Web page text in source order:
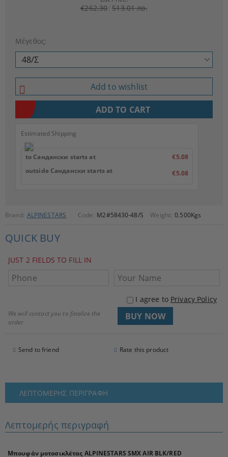
Brand: ALPINESTARS Code: M2#58430-48/S Weight: 0.500Kgs
QUICK BUY
JUST 2 FIELDS TO FILL IN
I agree to Privacy Policy
We will contact you to finalize the
order
Send to friend Rate this product
€262.30 513.01 лв.
Μέγεθος:
Add to wishlist
Estimated Shipping
to Сандански starts at
€5.08
outside Сандански starts at
€5.08
ΛΕΠΤΟΜΕΡΉΣ ΠΕΡΙΓΡΑΦΉ
Λεπτομερής περιγραφή
Μπουφάν μοτοσικλέτας ALPINESTARS SMX AIR BLK/RED